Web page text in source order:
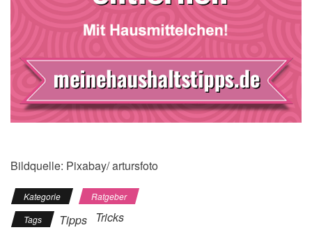
Bildquelle: Pixabay/ artursfoto
Kategorie
Ratgeber
Tags
Tipps Tricks